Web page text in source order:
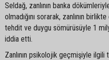
Seldağ, zanlının banka
olmadığını sorarak, zanlının
tehdit ve duygu sömürüsüyle 1
iddia etti.
Zanlının psikolojik geçmişiyle ilgili